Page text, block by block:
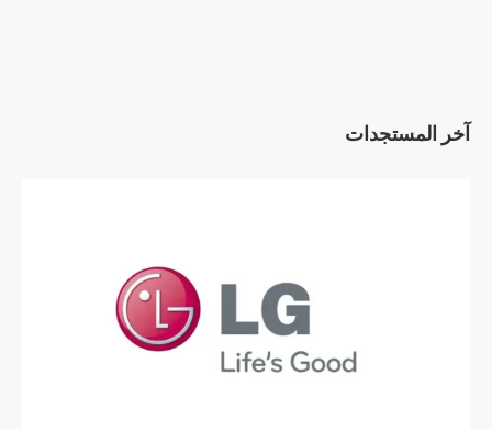
آخر المستجدات